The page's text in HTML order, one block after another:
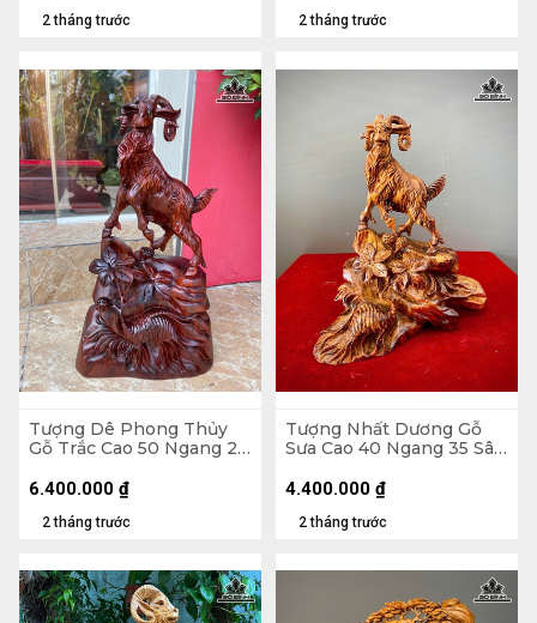
2 tháng trước 2 tháng trước
Tượng Dê Phong Thủy
Gỗ Trắc Cao 50 Ngang 28
2 tháng trước
6.400.000 ₫
Tượng Nhất Dương Gỗ
Sưa Cao 40 Ngang 35 Sâu
2 tháng trước
4.400.000 ₫